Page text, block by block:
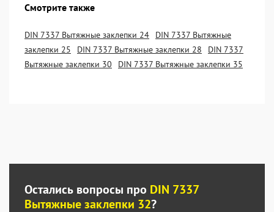
Смотрите также
DIN 7337 Вытяжные заклепки 24
DIN 7337 Вытяжные
заклепки 25
DIN 7337 Вытяжные заклепки 28
DIN 7337
Вытяжные заклепки 30
DIN 7337 Вытяжные заклепки 35
Остались вопросы про DIN 7337
Вытяжные заклепки 32?